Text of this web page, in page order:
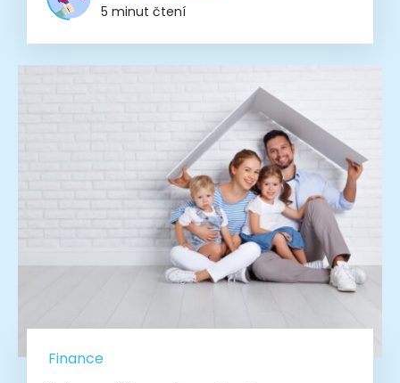
5 minut čtení
Finance